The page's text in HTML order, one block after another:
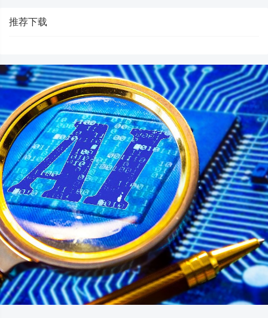
推荐下载